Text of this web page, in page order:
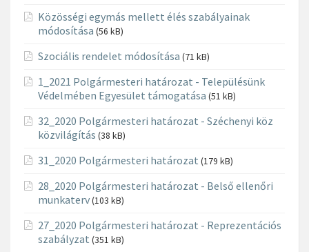
Közösségi egymás mellett élés szabályainak
módosítása (56 kB)
Szociális rendelet módosítása (71 kB)
1_2021 Polgármesteri határozat - Településünk
Védelmében Egyesület támogatása (51 kB)
32_2020 Polgármesteri határozat - Széchenyi köz
közvilágítás (38 kB)
31_2020 Polgármesteri határozat (179 kB)
28_2020 Polgármesteri határozat - Belső ellenőri
munkaterv(103 kB)
27_2020 Polgármesteri határozat - Reprezentációs
szabályzat (351 kB)